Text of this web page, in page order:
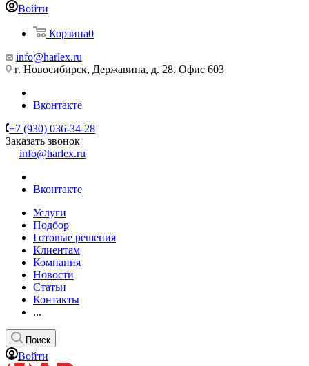
Войти
Корзина0
info@harlex.ru
г. Новосибирск, Державина, д. 28. Офис 603
Вконтакте
+7 (930) 036-34-28
Заказать звонок
info@harlex.ru
Вконтакте
Услуги
Подбор
Готовые решения
Клиентам
Компания
Новости
Статьи
Контакты
...
Поиск
Войти